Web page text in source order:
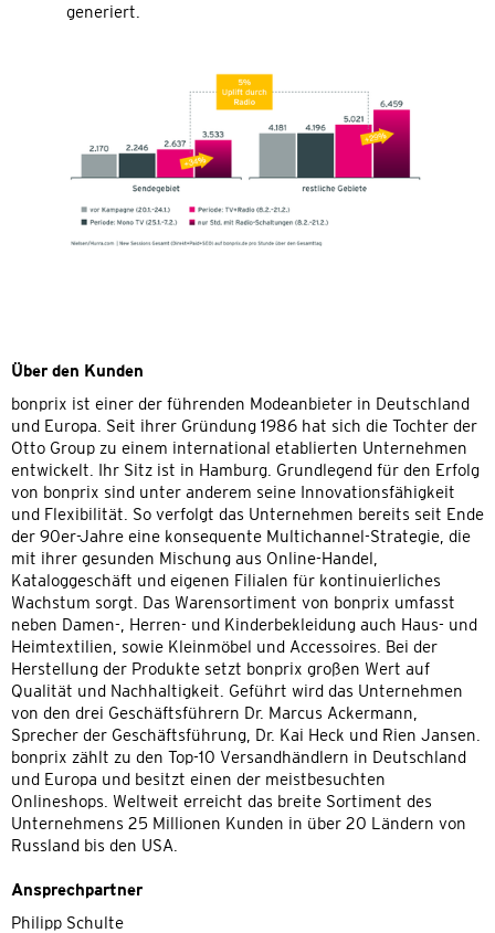
generiert.
Über den Kunden
bonprix ist einer der führenden Modeanbieter in Deutschland
und Europa. Seit ihrer Gründung 1986 hat sich die Tochter der
Otto Group zu einem international etablierten Unternehmen
entwickelt. Ihr Sitz ist in Hamburg. Grundlegend für den Erfolg
von bonprix sind unter anderem seine Innovationsfähigkeit
und Flexibilität. So verfolgt das Unternehmen bereits seit Ende
der 90er-Jahre eine konsequente Multichannel-Strategie, die
mit ihrer gesunden Mischung aus Online-Handel,
Kataloggeschäft und eigenen Filialen für kontinuierliches
Wachstum sorgt. Das Warensortiment von bonprix umfasst
neben Damen-, Herren- und Kinderbekleidung auch Haus- und
Heimtextilien, sowie Kleinmöbel und Accessoires. Bei der
Herstellung der Produkte setzt bonprix großen Wert auf
Qualität und Nachhaltigkeit. Geführt wird das Unternehmen
von den drei Geschäftsführern Dr. Marcus Ackermann,
Sprecher der Geschäftsführung, Dr. Kai Heck und Rien Jansen.
bonprix zählt zu den Top-10 Versandhändlern in Deutschland
und Europa und besitzt einen der meistbesuchten
Onlineshops. Weltweit erreicht das breite Sortiment des
Unternehmens 25 Millionen Kunden in über 20 Ländern von
Russland bis den USA.
Ansprechpartner
Philipp Schulte